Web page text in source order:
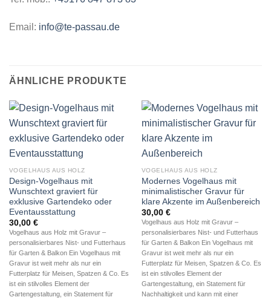
Email: info@te-passau.de
ÄHNLICHE PRODUKTE
VOGELHAUS AUS HOLZ
Design-Vogelhaus mit
Wunschtext graviert für
exklusive Gartendeko oder
Eventausstattung
30,00 €
Vogelhaus aus Holz mit Gravur –
personalisierbares Nist- und Futterhaus
für Garten & Balkon Ein Vogelhaus mit
Gravur ist weit mehr als nur ein
Futterplatz für Meisen, Spatzen & Co. Es
ist ein stilvolles Element der
Gartengestaltung, ein Statement für
VOGELHAUS AUS HOLZ
Modernes Vogelhaus mit
minimalistischer Gravur für
klare Akzente im Außenbereich
30,00 €
Vogelhaus aus Holz mit Gravur –
personalisierbares Nist- und Futterhaus
für Garten & Balkon Ein Vogelhaus mit
Gravur ist weit mehr als nur ein
Futterplatz für Meisen, Spatzen & Co. Es
ist ein stilvolles Element der
Gartengestaltung, ein Statement für
Nachhaltigkeit und kann mit einer